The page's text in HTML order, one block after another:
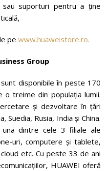
suporturi pentru a ține
pe www.huaweistore.ro.
Group
disponibile în peste 170
treime din populația lumii.
și dezvoltare în țări
Suedia, Rusia, India și China.
una dintre cele 3 filiale ale
uri, computere și tablete,
etc. Cu peste 33 de ani
HUAWEI oferă